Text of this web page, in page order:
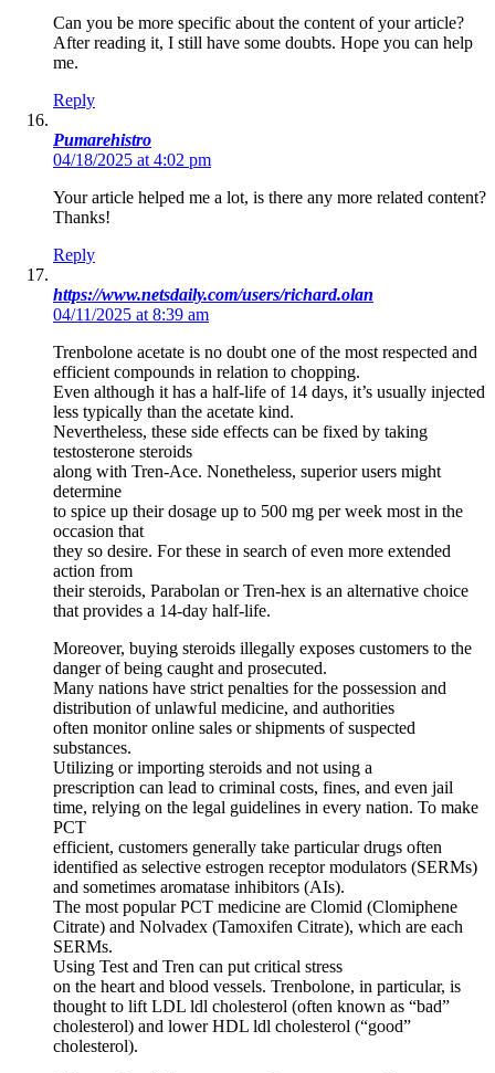
Can you be more specific about the content of your article?
After reading it, I still have some doubts. Hope you can help
me.
Reply
Pumarehistro
04/18/2025 at 4:02 pm
Your article helped me a lot, is there any more related content?
Thanks!
Reply
https://www.netsdaily.com/users/richard.olan
04/11/2025 at 8:39 am
Trenbolone acetate is no doubt one of the most respected and
efficient compounds in relation to chopping.
Even although it has a half-life of 14 days, it’s usually injected
less typically than the acetate kind.
Nevertheless, these side effects can be fixed by taking
testosterone steroids
along with Tren-Ace. Nonetheless, superior users might
determine
to spice up their dosage up to 500 mg per week most in the
occasion that
they so desire. For these in search of even more extended
action from
their steroids, Parabolan or Tren-hex is an alternative choice
that provides a 14-day half-life.
Moreover, buying steroids illegally exposes customers to the
danger of being caught and prosecuted.
Many nations have strict penalties for the possession and
distribution of unlawful medicine, and authorities
often monitor online sales or shipments of suspected
substances.
Utilizing or importing steroids and not using a
prescription can lead to criminal costs, fines, and even jail
time, relying on the legal guidelines in every nation. To make
PCT
efficient, customers generally take particular drugs often
identified as selective estrogen receptor modulators (SERMs)
and sometimes aromatase inhibitors (AIs).
The most popular PCT medicine are Clomid (Clomiphene
Citrate) and Nolvadex (Tamoxifen Citrate), which are each
SERMs.
Using Test and Tren can put critical stress
on the heart and blood vessels. Trenbolone, in particular, is
thought to lift LDL ldl cholesterol (often known as “bad”
cholesterol) and lower HDL ldl cholesterol (“good”
cholesterol).